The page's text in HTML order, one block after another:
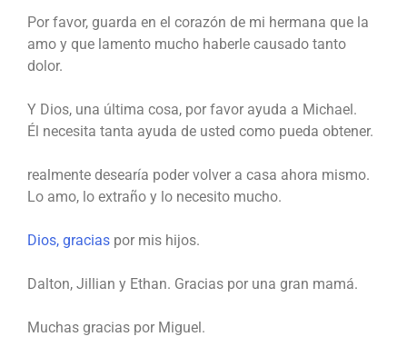
Por favor, guarda en el corazón de mi hermana que la
amo y que lamento mucho haberle causado tanto
dolor.
Y Dios, una última cosa, por favor ayuda a Michael.
Él necesita tanta ayuda de usted como pueda obtener.
realmente desearía poder volver a casa ahora mismo.
Lo amo, lo extraño y lo necesito mucho.
Dios, gracias por mis hijos.
Dalton, Jillian y Ethan. Gracias por una gran mamá.
Muchas gracias por Miguel.